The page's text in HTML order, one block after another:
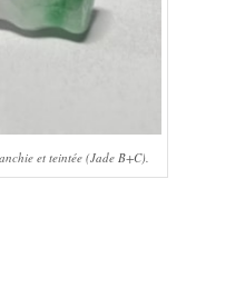
et teintée (Jade B+C).